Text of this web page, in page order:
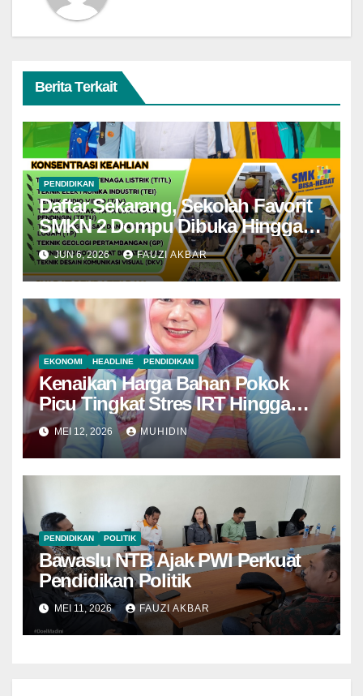
Berita Terkait
PENDIDIKAN
Daftar Sekarang, Sekolah Favorit
SMKN 2 Dompu Dibuka Hingga
Akhir Juni
JUN 6, 2026 FAUZI AKBAR
EKONOMI HEADLINE PENDIDIKAN
Kenaikan Harga Bahan Pokok
Picu Tingkat Stres IRT Hingga
KDRT
MEI 12, 2026 MUHIDIN
PENDIDIKAN POLITIK
Bawaslu NTB Ajak PWI Perkuat
Pendidikan Politik
MEI 11, 2026 FAUZI AKBAR